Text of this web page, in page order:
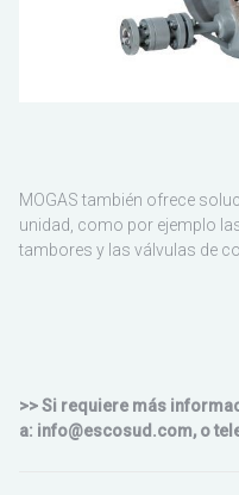
MOGAS también ofrece
unidad, como por ejemplo
tambores y las válvulas de
>> Si requiere más
a: info@escosud.com, o